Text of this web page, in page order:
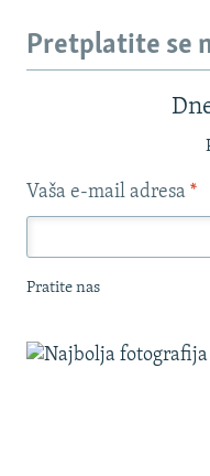
Pretplatite se
Vaša e-mail adresa *
Pratite nas